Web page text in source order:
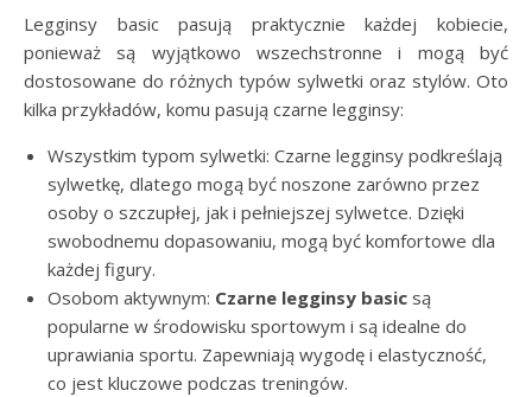
Legginsy basic pasują praktycznie każdej kobiecie,
ponieważ są wyjątkowo wszechstronne i mogą być
dostosowane do różnych typów sylwetki oraz stylów. Oto
kilka przykładów, komu pasują czarne legginsy:
Wszystkim typom sylwetki: Czarne legginsy podkreślają
sylwetkę, dlatego mogą być noszone zarówno przez
osoby o szczupłej, jak i pełniejszej sylwetce. Dzięki
swobodnemu dopasowaniu, mogą być komfortowe dla
każdej figury.
Osobom aktywnym: Czarne legginsy basic są
popularne w środowisku sportowym i są idealne do
uprawiania sportu. Zapewniają wygodę i elastyczność,
co jest kluczowe podczas treningów.